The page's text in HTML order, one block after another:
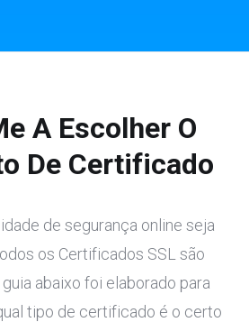
A Escolher O
De Certificado
de segurança online seja
os Certificados SSL são
abaixo foi elaborado para
tipo de certificado é o certo